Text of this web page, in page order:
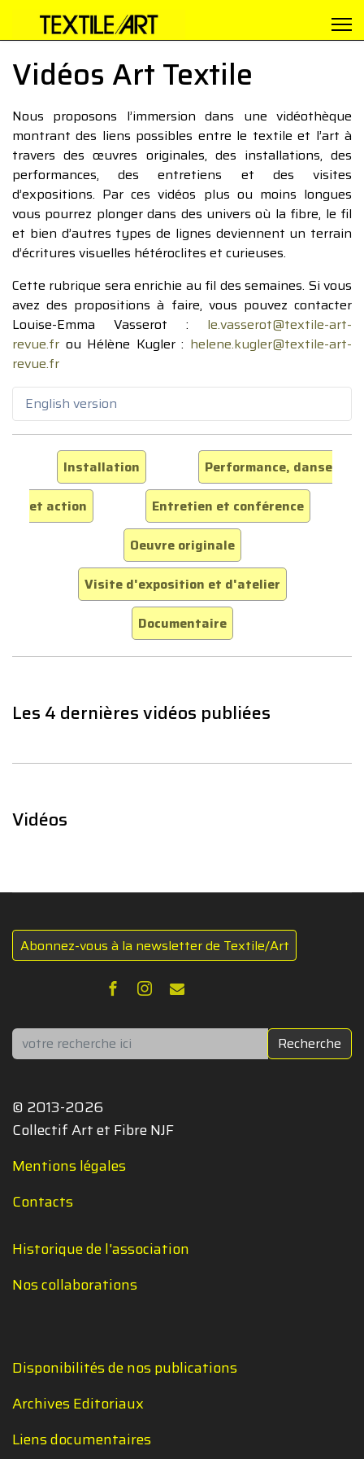
Vidéos Art Textile
Nous proposons l’immersion dans une vidéothèque
montrant des liens possibles entre le textile et l’art à
travers des œuvres originales, des installations, des
performances, des entretiens et des visites
d’expositions. Par ces vidéos plus ou moins longues
vous pourrez plonger dans des univers où la fibre, le fil
et bien d’autres types de lignes deviennent un terrain
d’écritures visuelles hétéroclites et curieuses.
Cette rubrique sera enrichie au fil des semaines. Si vous
avez des propositions à faire, vous pouvez contacter
Louise-Emma Vasserot : le.vasserot@textile-art-
revue.fr ou Hélène Kugler : helene.kugler@textile-art-
revue.fr
English version
Installation
Performance, danse
et action
Entretien et conférence
Oeuvre originale
Visite d'exposition et d'atelier
Documentaire
Les 4 dernières vidéos publiées
Vidéos
Abonnez-vous à la newsletter de Textile/Art
Rechercher Recherche
© 2013-2026
Collectif Art et Fibre NJF
Mentions légales
Contacts
Historique de l'association
Nos collaborations
Disponibilités de nos publications
Archives Editoriaux
Liens documentaires